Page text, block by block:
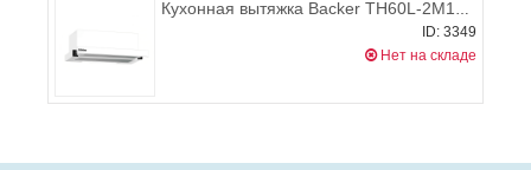
Кухонная вытяжка Backer TH60L-2М100-WG
ID: 3349
Нет на складе